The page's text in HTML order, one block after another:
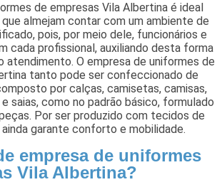
de empresas Vila Albertina é ideal
almejam contar com um ambiente de
pois, por meio dele, funcionários e
cada profissional, auxiliando desta forma
atendimento. O empresa de uniformes de
tanto pode ser confeccionado de
por calças, camisetas, camisas,
saias, como no padrão básico, formulado
Por ser produzido com tecidos de
garante conforto e mobilidade.
empresa de uniformes
Vila Albertina?